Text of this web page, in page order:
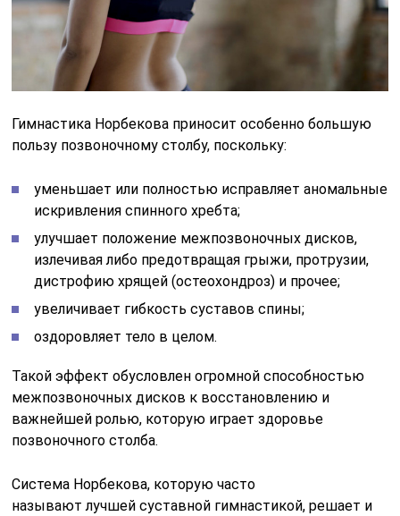
Гимнастика Норбекова приносит особенно большую
пользу позвоночному столбу, поскольку:
уменьшает или полностью исправляет аномальные
искривления спинного хребта;
улучшает положение межпозвоночных дисков,
излечивая либо предотвращая грыжи, протрузии,
дистрофию хрящей (остеохондроз) и прочее;
увеличивает гибкость суставов спины;
оздоровляет тело в целом.
Такой эффект обусловлен огромной способностью
межпозвоночных дисков к восстановлению и
важнейшей ролью, которую играет здоровье
позвоночного столба.
Система Норбекова, которую часто
называют лучшей суставной гимнастикой, решает и